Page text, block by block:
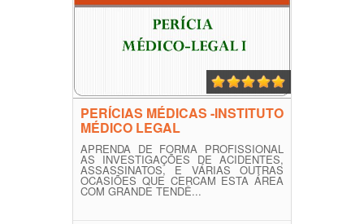
PERÍCIAS MÉDICAS -INSTITUTO
MÉDICO LEGAL
APRENDA DE FORMA PROFISSIONAL
AS INVESTIGAÇÕES DE ACIDENTES,
ASSASSINATOS, E VÁRIAS OUTRAS
OCASIÕES QUE CERCAM ESTA ÁREA
COM GRANDE TENDÊ...